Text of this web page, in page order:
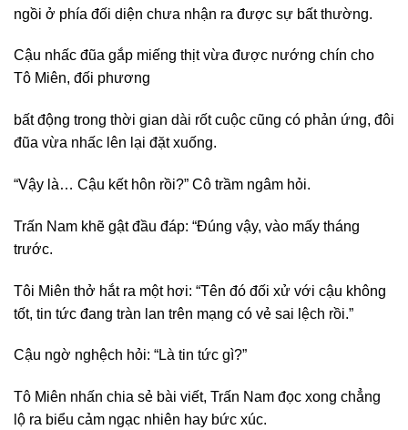
ngồi ở phía đối diện chưa nhận ra được sự bất thường.
Cậu nhấc đũa gắp miếng thịt vừa được nướng chín cho
Tô Miên, đối phương
bất động trong thời gian dài rốt cuộc cũng có phản ứng, đôi
đũa vừa nhấc lên lại đặt xuống.
“Vậy là… Cậu kết hôn rồi?” Cô trầm ngâm hỏi.
Trấn Nam khẽ gật đầu đáp: “Đúng vậy, vào mấy tháng
trước.
Tôi Miên thở hắt ra một hơi: “Tên đó đối xử với cậu không
tốt, tin tức đang tràn lan trên mạng có vẻ sai lệch rồi.”
Cậu ngờ nghệch hỏi: “Là tin tức gì?”
Tô Miên nhấn chia sẻ bài viết, Trấn Nam đọc xong chẳng
lộ ra biểu cảm ngạc nhiên hay bức xúc.